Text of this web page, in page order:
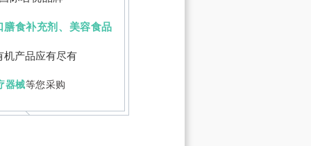
膳食补充剂、美容食品
机产品应有尽有
器械等您采购